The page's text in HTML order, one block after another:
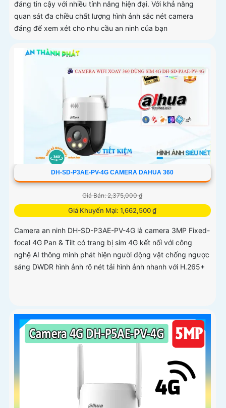
đáng tin cậy với nhiều tính năng hiện đại. Với khả năng
quan sát đa chiều chất lượng hình ảnh sắc nét camera
đáng để xem xét cho nhu cầu an ninh của bạn
DH-SD-P3AE-PV-4G CAMERA DAHUA 360
Giá Bán: 2,375,000 ₫
Giá Khuyến Mại: 1,662,500 ₫
Camera an ninh DH-SD-P3AE-PV-4G là camera 3MP Fixed-
focal 4G Pan & Tilt có trang bị sim 4G kết nối với công
nghệ AI thông minh phát hiện người động vật chống ngược
sáng DWDR hình ảnh rõ nét tải hình ảnh nhanh với H.265+